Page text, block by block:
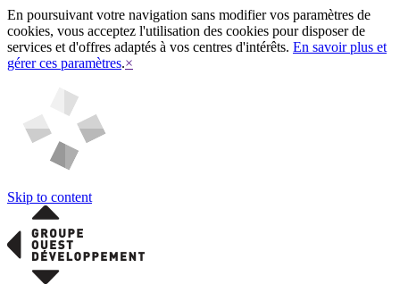
En poursuivant votre navigation sans modifier vos paramètres de
cookies, vous acceptez l'utilisation des cookies pour disposer de
services et d'offres adaptés à vos centres d'intérêts. En savoir plus et
gérer ces paramètres.×
Skip to content